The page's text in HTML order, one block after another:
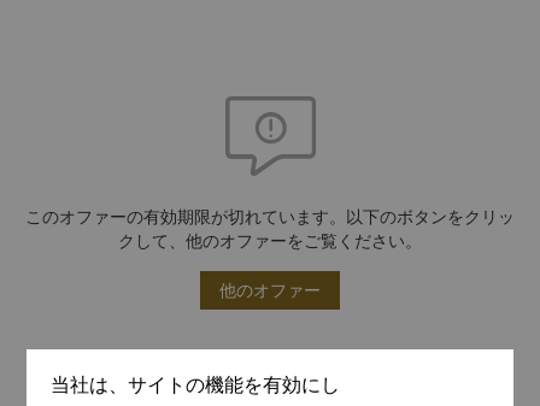
このオファーの有効期限が切れています。以下のボタンをクリッ
クして、他のオファーをご覧ください。
他のオファー
当社は、サイトの機能を有効にし